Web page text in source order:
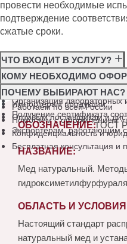
провести необходимые
подтверждение
сжатые сроки.
ЧТО ВХОДИТ В УСЛУГУ?
Консультация по
Подготовка и подача
Организация лабораторных
Получение сертификата
КОМУ НЕОБХОДИМО
Производителям
Импортёрам продукции
Оптовым поставщикам и
Экспортёрам, работающим
ПОЧЕМУ ВЫБИРАЮТ НАС?
Работаем по всей России
Помогаем с оформлением
Конфиденциальность и
Бесплатная консультация и
ОБОЗНАЧЕНИЕ:ГОСТ Р
НАЗВАНИЕ:
Мед натуральный.
гидроксиметилфурфураля
ОБЛАСТЬ И
Настоящий стандарт
натуральный мед и